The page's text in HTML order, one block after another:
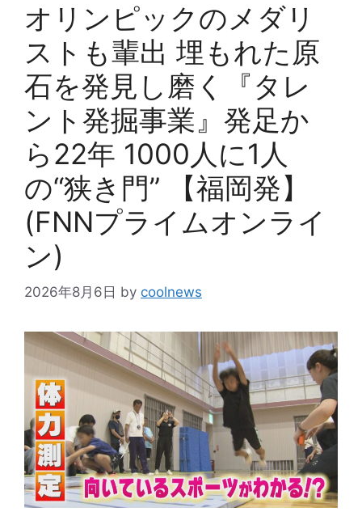
オリンピックのメダリ
ストも輩出 埋もれた原
石を発見し磨く『タレ
ント発掘事業』発足か
ら22年 1000人に1人
の“狭き門” 【福岡発】
(FNNプライムオンライ
ン)
2026年8月6日 by coolnews